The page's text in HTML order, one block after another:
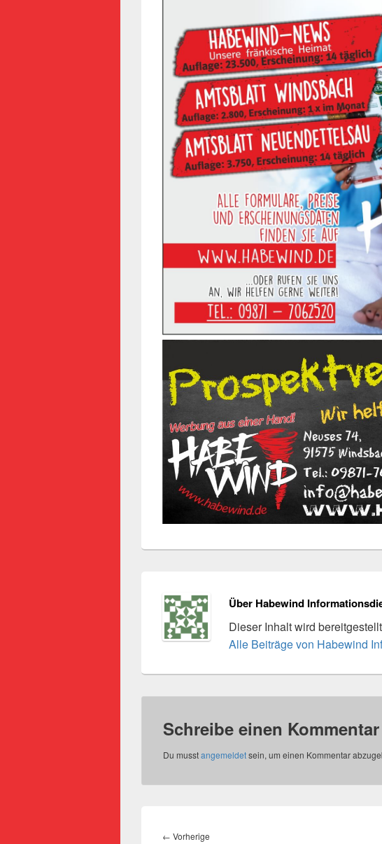
Über Habewind
Dieser Inhalt wird
Alle Beiträge von Habewind
Schreibe einen Kommentar
Du musstangemeldetsein, um einen Kommentar
← Vorherige